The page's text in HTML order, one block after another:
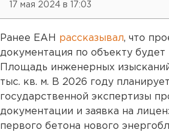
17 мая 2024 в 17:03
Ранее ЕАН рассказывал, что
документация по объекту будет
Площадь инженерных
тыс. кв. м. В 2026 году
государственной экспертизы
документации и заявка на
первого бетона нового